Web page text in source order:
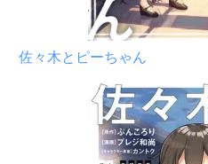
佐々木とピーちゃん